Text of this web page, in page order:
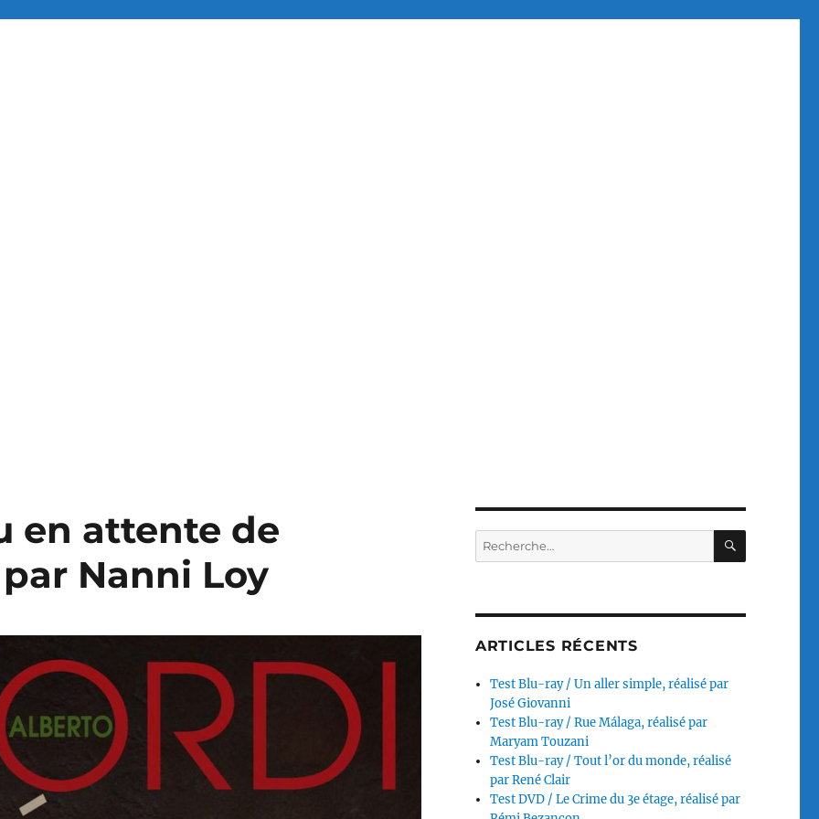
en attente de
Nanni Loy
Recherche
pour :
ARTICLES RÉCENTS
Test Blu-ray / Un aller simple, réalisé par
José Giovanni
Test Blu-ray / Rue Málaga, réalisé par
Maryam Touzani
Test Blu-ray / Tout l’or du monde, réalisé
par René Clair
Test DVD / Le Crime du 3e étage, réalisé par